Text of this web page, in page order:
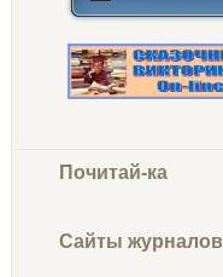
Почитай-ка
Сайты журналов